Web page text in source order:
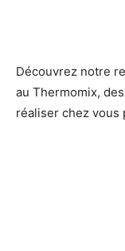
Découvrez notre
au Thermomix,
réaliser chez vous